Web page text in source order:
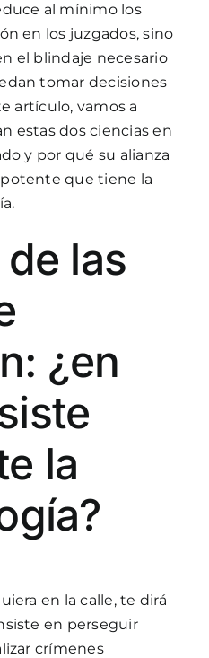
al mínimo los
en los juzgados, sino
el blindaje necesario
tomar decisiones
artículo, vamos a
estas dos ciencias en
y por qué su alianza
que tiene la
las
¿en
la
en la calle, te dirá
en perseguir
crímenes